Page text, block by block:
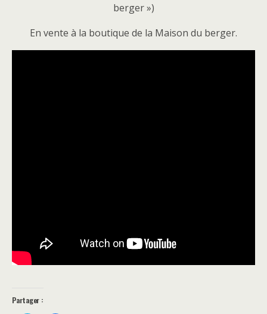
berger »)
En vente à la boutique de la Maison du berger.
Partager :